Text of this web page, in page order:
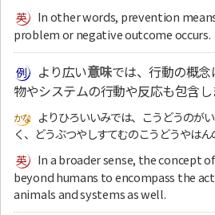
In other words, prevention
problem or negative outcome occurs.
より広い意味では、行動の概
物やシステムの行動や反応も包含し
よりひろいいみでは、こうどうのが
く、どうぶつやしすてむのこうどうやはん
In a broader sense, the concept
beyond humans to encompass the
animals and systems as well.